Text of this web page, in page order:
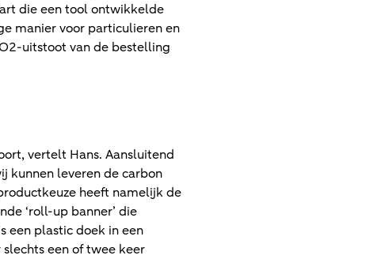
die een tool ontwikkelde
manier voor particulieren en
uitstoot van de bestelling
vertelt Hans. Aansluitend
kunnen leveren de carbon
heeft namelijk de
‘roll-up banner’ die
een plastic doek in een
een of twee keer